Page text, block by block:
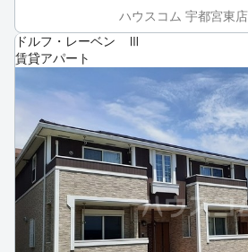
ハウスコム 宇都宮東店
ドルフ・レーベン Ⅲ
賃貸アパート